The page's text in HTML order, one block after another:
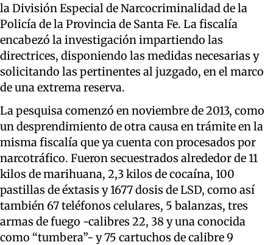
la División Especial de Narcocriminalidad de la
Policía de la Provincia de Santa Fe. La fiscalía
encabezó la investigación impartiendo las
directrices, disponiendo las medidas necesarias y
solicitando las pertinentes al juzgado, en el marco
de una extrema reserva.
La pesquisa comenzó en noviembre de 2013, como
un desprendimiento de otra causa en trámite en la
misma fiscalía que ya cuenta con procesados por
narcotráfico. Fueron secuestrados alrededor de 11
kilos de marihuana, 2,3 kilos de cocaína, 100
pastillas de éxtasis y 1677 dosis de LSD, como así
también 67 teléfonos celulares, 5 balanzas, tres
armas de fuego -calibres 22, 38 y una conocida
como “tumbera”- y 75 cartuchos de calibre 9